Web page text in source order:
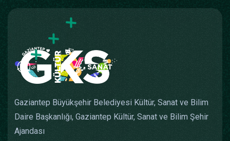
Gaziantep Büyükşehir Belediyesi Kültür, Sanat ve Bilim
Daire Başkanlığı, Gaziantep Kültür, Sanat ve Bilim Şehir
Ajandası